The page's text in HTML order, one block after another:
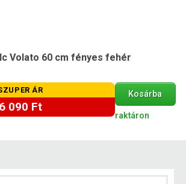
Volato 60 cm fényes fehér
ÁR
6 090 Ft
Kosárba
raktáron